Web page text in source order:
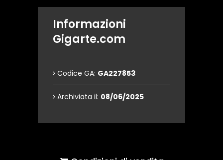
Informazioni
Gigarte.com
Codice GA: GA227853
Archiviata il: 08/06/2025